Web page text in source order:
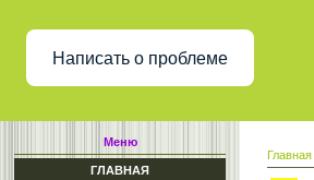
Написать о проблеме
Меню
ГЛАВНАЯ
Главная